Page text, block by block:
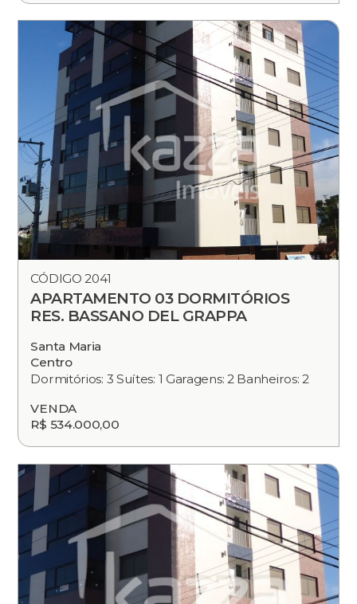
CÓDIGO 2041
APARTAMENTO 03 DORMITÓRIOS
RES. BASSANO DEL GRAPPA
Santa Maria
Centro
Dormitórios: 3 Suítes: 1 Garagens: 2 Banheiros: 2
VENDA
R$ 534.000,00